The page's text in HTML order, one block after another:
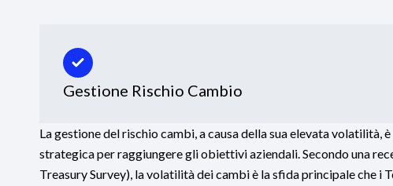
Gestione Rischio Cambio
La gestione del rischio cambi, a causa della sua elevata volatilità,
strategica per raggiungere gli obiettivi aziendali. Secondo una
Treasury Survey), la volatilità dei cambi è la sfida principale che